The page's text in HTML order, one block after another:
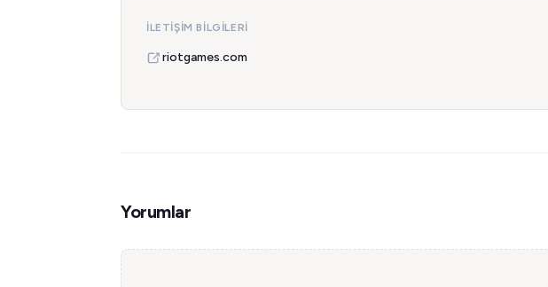
İLETIŞIM BILGILERI
riotgames.com
Yorumlar